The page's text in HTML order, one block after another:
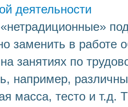
деятельности
заменить в работе
занятиях по
например,
масса, тесто и т.д.